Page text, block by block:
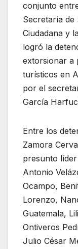
conjunto
Secretaría de
Ciudadana y
logró la
extorsionar a
turísticos en
por el
García
Entre los
Zamora
presunto
Antonio
Ocampo,
Lorenzo,
Guatemala,
Ontiveros
Julio César